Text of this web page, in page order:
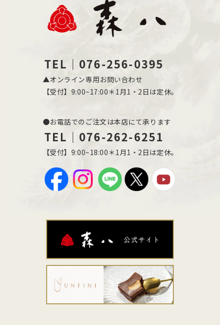
TEL｜076-256-0395
▲オンライン専用お問い合わせ
【受付】9:00~17:00＊1月1・2日は定休。
●お電話でのご注文は本店にて承ります
TEL｜076-262-6251
【受付】9:00~18:00＊1月1・2日は定休。